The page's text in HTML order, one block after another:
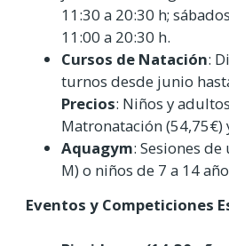
11:30 a 20:30 h;
11:00 a 20:30 h.
Cursos de Natación:
turnos desde junio
Precios: Niños y
Matronatación (54,75€)
Aquagym: Sesiones
M) o niños de 7 a 14
Eventos y Competiciones